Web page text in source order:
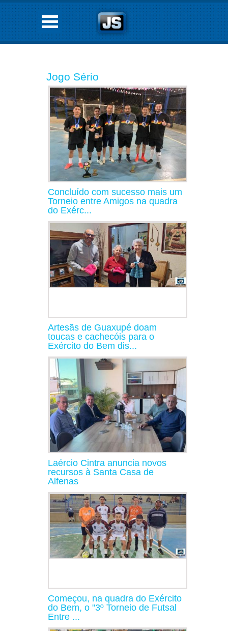
Jogo Sério
Concluído com sucesso mais um
Torneio entre Amigos na quadra
do Exérc...
Artesãs de Guaxupé doam
toucas e cachecóis para o
Exército do Bem dis...
Laércio Cintra anuncia novos
recursos à Santa Casa de
Alfenas
Começou, na quadra do Exército
do Bem, o "3º Torneio de Futsal
Entre ...